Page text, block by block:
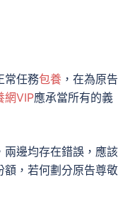
常任務包養 ，在為原告
網VIP應承當所有的義
兩邊均存在錯誤，應該
額，若何劃分原告尊敬